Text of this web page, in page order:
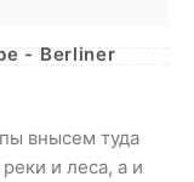
- Berliner
внысем туда
и леса, а и